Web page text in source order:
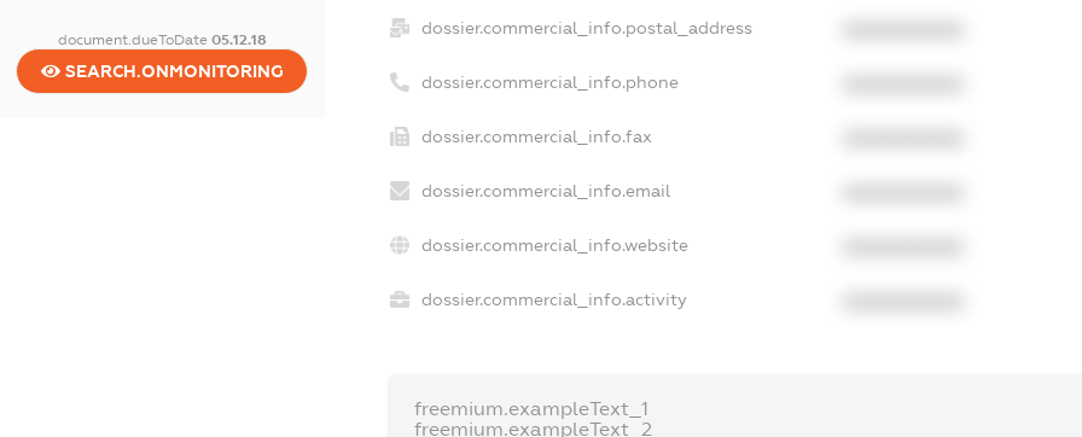
document.dueToDate 05.12.18
SEARCH.ONMONITORING
dossier.commercial_info.postal_address
dossier.commercial_info.phone
dossier.commercial_info.fax
dossier.commercial_info.email
dossier.commercial_info.website
dossier.commercial_info.activity
freemium.exampleText_1
freemium.exampleText_2